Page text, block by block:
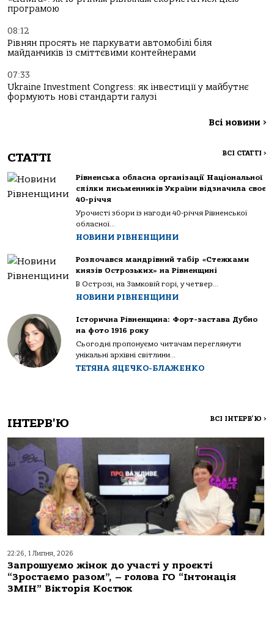
програмою
08:12
Рівнян просять не паркувати автомобілі біля
майданчиків із сміттєвими контейнерами
07:33
Ukraine Investment Congress: як інвестиції у майбутнє
формують нові стандарти галузі
Всі новини >
СТАТТІ ВСІ СТАТТІ >
Рівненська обласна організації Національної
спілки письменників України відзначила своє
40-річчя
Урочисті збори із нагоди 40-річчя Рівненської
обласної...
НОВИНИ РІВНЕНЩИНИ
Розпочався мандрівний табір «Стежками
князів Острозьких» на Рівненщині
В Острозі, на Замковій горі, у четвер...
НОВИНИ РІВНЕНЩИНИ
Історична Рівненщина: Форт-застава Дубно
на фото 1916 року
Сьогодні пропонуємо читачам переглянути
унікальні архівні світлини...
ТЕТЯНА ЯЦЕЧКО-БЛАЖЕНКО
ІНТЕРВ'Ю ВСІ ІНТЕРВ'Ю >
22:26, 1 Липня, 2026
Запрошуємо жінок до участі у проєкті
“Зростаємо разом”, – голова ГО “Інтонація
ЗМІН” Вікторія Костюк